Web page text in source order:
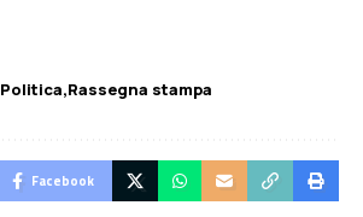
Politica Rassegna stampa
Facebook